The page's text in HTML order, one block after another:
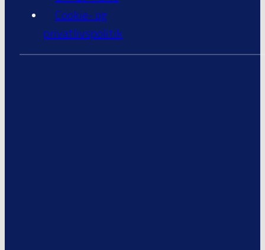
Cookie- og
privatlivspolitik